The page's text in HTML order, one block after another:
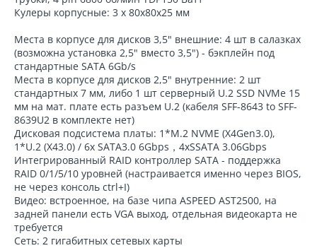
Кулеры корпусные: 3 х 80х80х25 мм
Места в корпусе для дисков 3,5" внешние: 4 шт в салазках
(возможна установка 2,5" вместо 3,5") - бэкплейн под
стандартные SATA 6Gb/s
Места в корпусе для дисков 2,5" внутренние: 2 шт
стандартных 7 мм, либо 1 шт серверный U.2 SSD NVMe 15
мм на мат. плате есть разъем U.2 (кабеля SFF-8643 to SFF-
8639U2 в комплекте нет)
Дисковая подсистема платы: 1*M.2 NVME (X4Gen3.0),
1*U.2 (X43.0) / 6x SATA3.0 6Gbps，4xSSATA 3.06Gbps
Интегрированный RAID контроллер SATA - поддержка
RAID 0/1/5/10 уровней (настраивается именно через BIOS,
не через консоль ctrl+I)
Видео: встроенное, на базе чипа ASPEED AST2500, на
задней панели есть VGA выход, отдельная видеокарта не
требуется
Сеть: 2 гигабитных сетевых карты